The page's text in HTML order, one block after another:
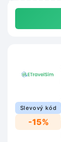
Slevový kód
-15%